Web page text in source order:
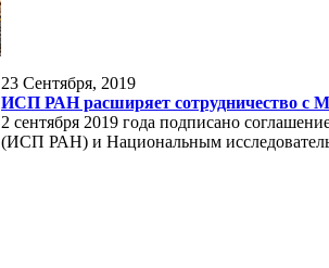
23 Сентября, 2019
ИСП РАН расширяет сотрудничество
2 сентября 2019 года подписано
(ИСП РАН) и Национальным